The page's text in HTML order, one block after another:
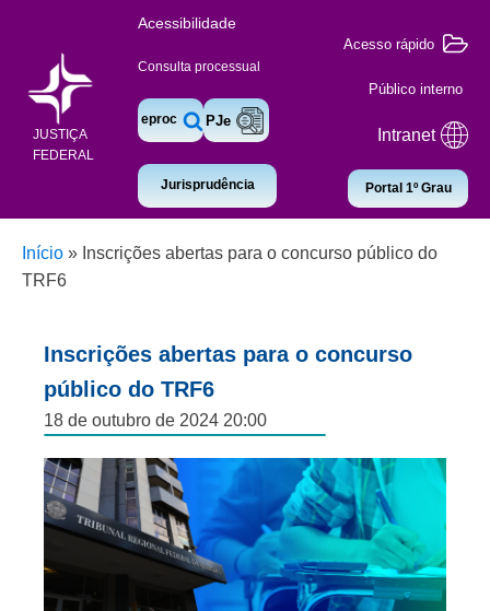
JUSTIÇA
FEDERAL
Acessibilidade
Consulta processual
eproc PJe
Jurisprudência
Acesso rápido
Público interno
Intranet
Portal 1º Grau
Início » Inscrições abertas para o concurso público do
TRF6
Inscrições abertas para o concurso
público do TRF6
18 de outubro de 2024 20:00